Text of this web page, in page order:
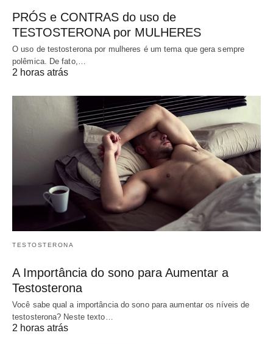
PRÓS e CONTRAS do uso de
TESTOSTERONA por MULHERES
O uso de testosterona por mulheres é um tema que gera sempre
polêmica. De fato,…
2 horas atrás
TESTOSTERONA
A Importância do sono para Aumentar a
Testosterona
Você sabe qual a importância do sono para aumentar os níveis de
testosterona? Neste texto…
2 horas atrás